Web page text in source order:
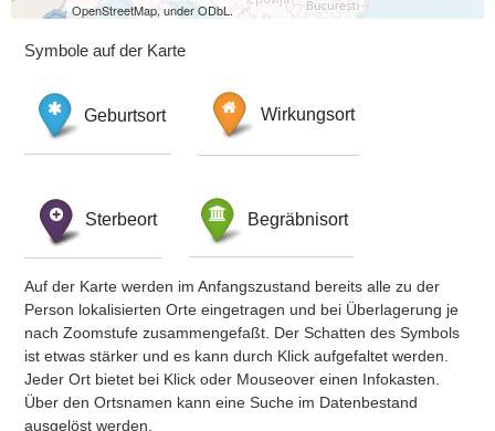
OpenStreetMap, under ODbL.
Symbole auf der Karte
Geburtsort Wirkungsort
Sterbeort Begräbnisort
Auf der Karte werden im Anfangszustand bereits alle zu der
Person lokalisierten Orte eingetragen und bei Überlagerung je
nach Zoomstufe zusammengefaßt. Der Schatten des Symbols
ist etwas stärker und es kann durch Klick aufgefaltet werden.
Jeder Ort bietet bei Klick oder Mouseover einen Infokasten.
Über den Ortsnamen kann eine Suche im Datenbestand
ausgelöst werden.